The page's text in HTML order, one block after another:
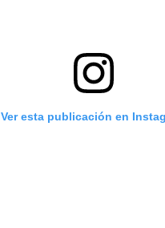
Ver esta publicación en